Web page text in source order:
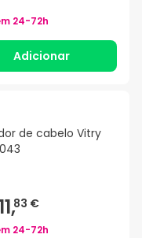
24-72h
Adicionar
de cabelo Vitry
83 €
24-72h